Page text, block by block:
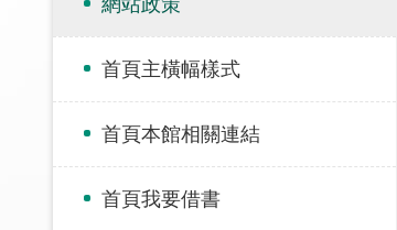
首頁主橫幅樣式
首頁本館相關連結
首頁我要借書